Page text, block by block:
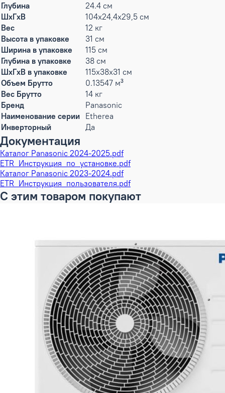
Глубина
24.4 см
ШxГxВ
104x24,4x29,5 см
Вес
12 кг
Высота в упаковке
31 см
Ширина в упаковке
115 см
Глубина в упаковке
38 см
ШxГxВ в упаковке
115x38x31 см
Объем Брутто
0.13547 м³
Вес Брутто
14 кг
Бренд
Panasonic
Наименование серии Etherea
Инверторный
Да
Документация
Каталог Panasonic 2024-2025.pdf
ETR_Инструкция_по_установке.pdf
Каталог Panasonic 2023-2024.pdf
ETR_Инструкция_пользователя.pdf
С этим товаром покупают